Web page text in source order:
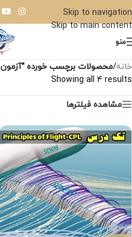
Skip to navigation
Skip to main content
منو
خانه/محصولات برچسب خورده “آزمون Principles of Flight”
Showing all 4 results
مشاهده فیلترها